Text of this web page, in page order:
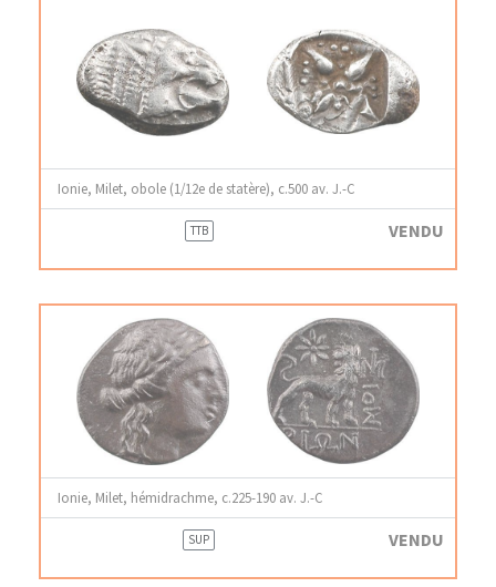
Ionie, Milet, obole (1/12e de statère), c.500 av. J.-C
TTB VENDU
Ionie, Milet, hémidrachme, c.225-190 av. J.-C
SUP VENDU